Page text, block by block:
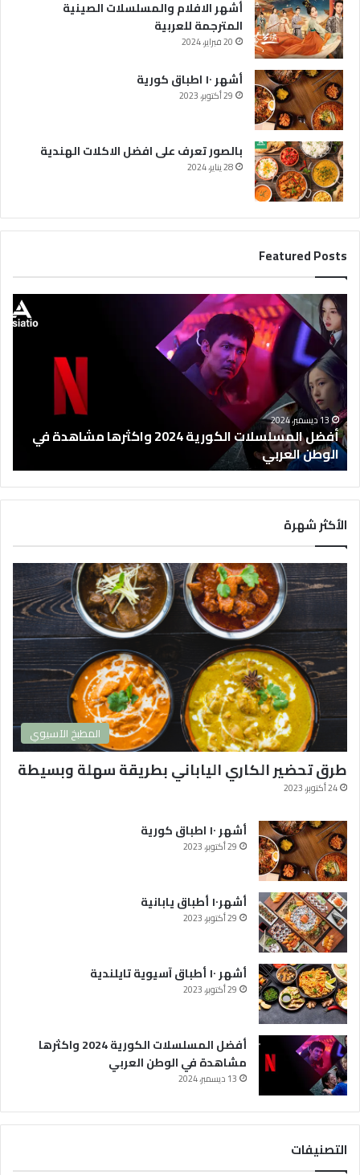
أشهر الافلام والمسلسلات الصينية
المترجمة للعربية
20 فبراير، 2024
أشهر ١٠ اطباق كورية
29 أكتوبر، 2023
بالصور تعرف على افضل الاكلات الهندية
28 يناير، 2024
Featured Posts
أ
ف
ض
ل
ا
ل
م
س
ل
س
ل
ا
ت
ا
ل
ك
و
ر
ي
ة
2
0
2
4
و
ا
ث
ر
ه
م
ش
ا
ه
د
ة
ف
ي
ا
ل
و
ط
ن
ا
ل
ع
ر
ب
ي
13 ديسمبر، 2024
أفضل المسلسلات الكورية 2024 واكثرها مشاهدة في
الوطن العربي
الأكثر شهرة
المطبخ الآسيوي
طرق تحضير الكاري الياباني بطريقة سهلة وبسيطة
24 أكتوبر، 2023
أشهر ١٠ اطباق كورية
29 أكتوبر، 2023
أشهر١٠ أطباق يابانية
29 أكتوبر، 2023
أشهر ١٠ أطباق آسيوية تايلندية
29 أكتوبر، 2023
أفضل المسلسلات الكورية 2024 واكثرها
مشاهدة في الوطن العربي
13 ديسمبر، 2024
التصنيفات